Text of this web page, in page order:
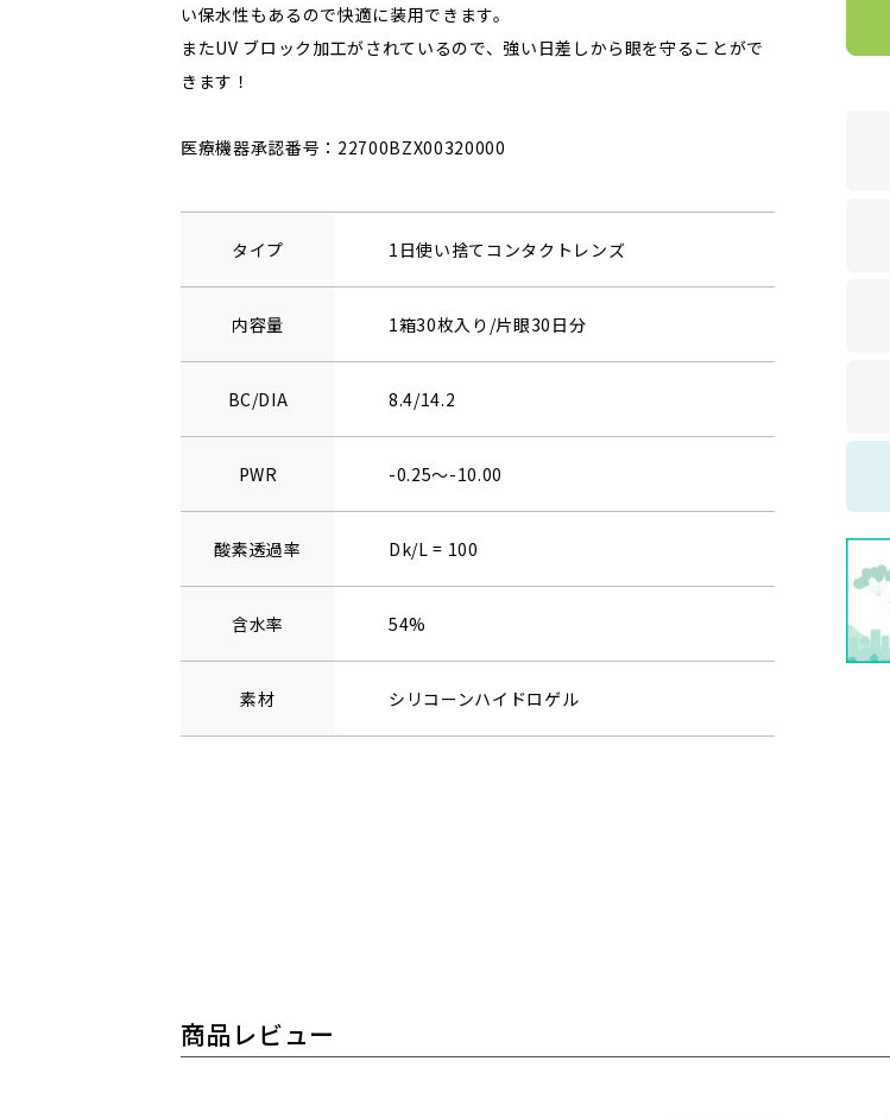
い保水性もあるので快適に装用できます。
またUV ブロック加工がされているので、強い日差しから眼を守ることがで
きます！
医療機器承認番号：22700BZX00320000
タイプ 1日使い捨てコンタクトレンズ
内容量 1箱30枚入り/片眼30日分
BC/DIA 8.4/14.2
PWR -0.25～-10.00
酸素透過率 Dk/L = 100
含水率 54%
素材 シリコーンハイドロゲル
商品レビュー